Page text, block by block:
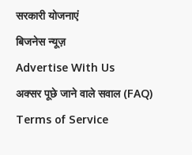
सरकारी योजनाएं
बिजनेस न्यूज़
Advertise With Us
अक्सर पूछे जाने वाले सवाल (FAQ)
Terms of Service